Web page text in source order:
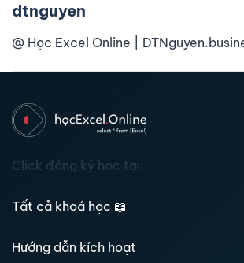
dtnguyen
@ Học Excel Online |
Click đăng ký học tại:
Tất cả khoá học 📖
Hướng dẫn kích hoạt